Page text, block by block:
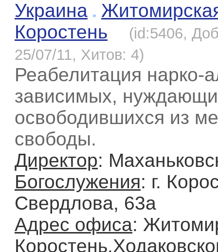
Украина
Коростень
(id:5406,
25/07/11, Хитов: 4)
Реабелитация нарко-
зависимых,
освободившихся из
свободы.
Директор:
Богослужения: г.
Свердлова, 63а
Адрес офиса: